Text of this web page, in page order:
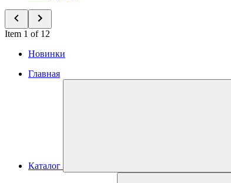
Item 1 of 12
Новинки
Главная
Каталог